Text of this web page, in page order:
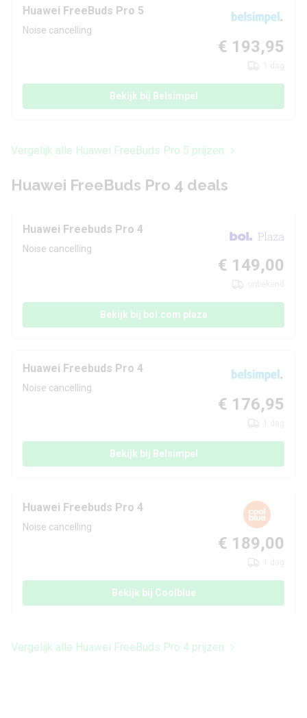
Huawei FreeBuds Pro 5
Noise cancelling
€ 193,95
Bekijk bij Belsimpel
Vergelijk alle Huawei FreeBuds Pro 5 prijzen
Huawei FreeBuds Pro 4 deals
Huawei Freebuds Pro 4
Noise cancelling
€ 149,00
Bekijk bij bol.com plaza
Huawei Freebuds Pro 4
Noise cancelling
€ 176,95
Bekijk bij Belsimpel
Huawei Freebuds Pro 4
Noise cancelling
€ 189,00
Bekijk bij Coolblue
Vergelijk alle Huawei FreeBuds Pro 4 prijzen